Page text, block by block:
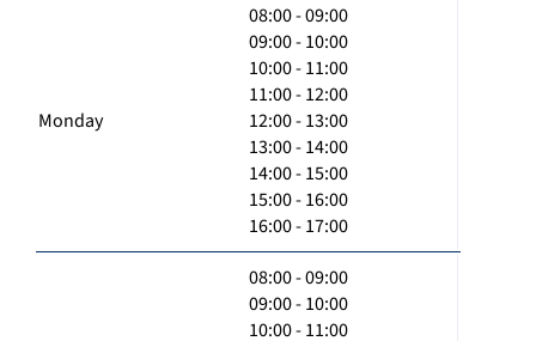
Monday
08:00 - 09:00
09:00 - 10:00
10:00 - 11:00
11:00 - 12:00
12:00 - 13:00
13:00 - 14:00
14:00 - 15:00
15:00 - 16:00
16:00 - 17:00
08:00 - 09:00
09:00 - 10:00
10:00 - 11:00